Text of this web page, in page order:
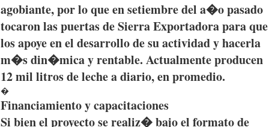
agobiante,porloqueensetiembredel a�opasado
tocaronlaspuertasde SierraExportadoraparaque
losapoyeen el desarrollodesuactividadyhacerla
m�sdin�micay rentable. Actualmenteproducen
12 mil litrosdelecheadiario, enpromedio.
�
Financiamientoycapacitaciones
Si bienel proyectoserealiz�bajoel formatode